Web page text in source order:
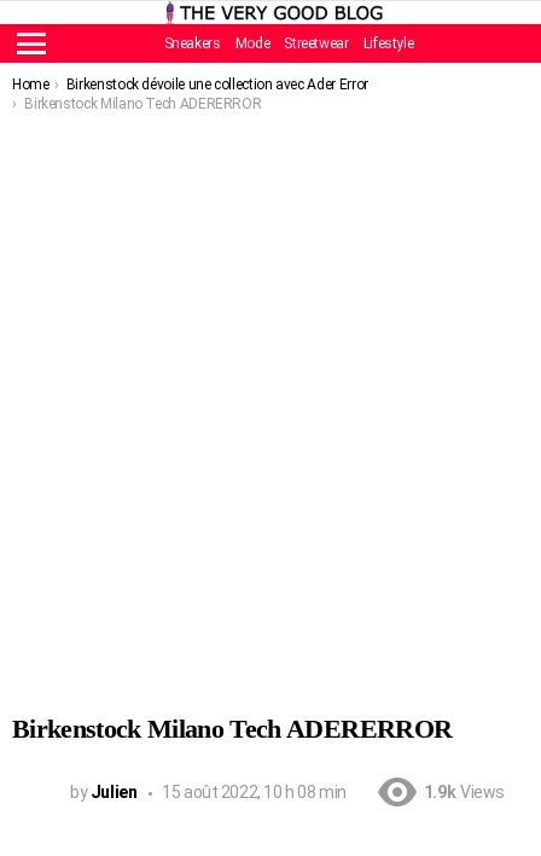
Menu
Sneakers Mode Streetwear Lifestyle
You are here:
Home
Birkenstock dévoile une collection avec Ader Error
Birkenstock Milano Tech ADERERROR
Birkenstock Milano Tech ADERERROR
by Julien 15 août 2022, 10 h 08 min 1.9k Views